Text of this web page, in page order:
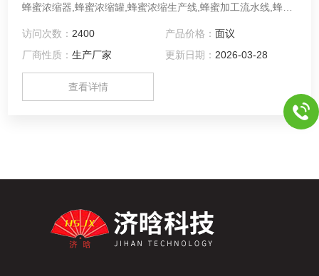
蜂蜜浓缩器,蜂蜜浓缩罐,蜂蜜浓缩生产线,蜂蜜加工流水线,蜂蜜
P=18Kw 2、 融晶罐： V=100L 3、 过滤装置：S=0.1㎡ ， 精
度100目 4、 蒸发面积：S=4m2
访问次数： 2400 产品价格： 面议
厂商性质：生产厂家 更新日期： 2026-03-28
查看详情